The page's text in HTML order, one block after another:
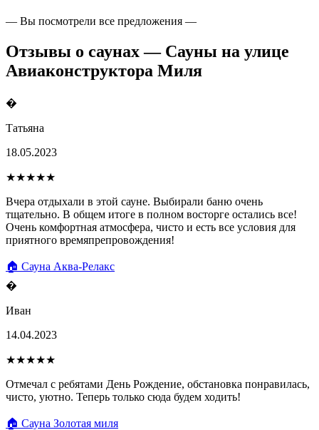
— Вы посмотрели все предложения —
Отзывы о саунах — Сауны на улице
Авиаконструктора Миля
�
Татьяна
18.05.2023
★★★★★
Вчера отдыхали в этой сауне. Выбирали баню очень
тщательно. В общем итоге в полном восторге остались все!
Очень комфортная атмосфера, чисто и есть все условия для
приятного времяпрепровождения!
🏠 Сауна Аква-Релакс
�
Иван
14.04.2023
★★★★★
Отмечал с ребятами День Рождение, обстановка понравилась,
чисто, уютно. Теперь только сюда будем ходить!
🏠 Сауна Золотая миля